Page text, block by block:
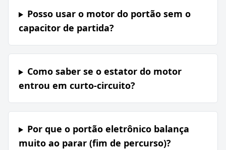
Posso usar o motor do portão sem o
capacitor de partida?
Como saber se o estator do motor
entrou em curto-circuito?
Por que o portão eletrônico balança
muito ao parar (fim de percurso)?